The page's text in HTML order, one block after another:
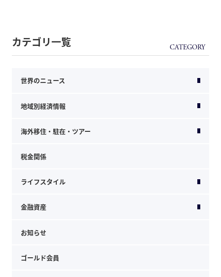
カテゴリ一覧
世界のニュース
地域別経済情報
海外移住・駐在・ツアー
税金関係
ライフスタイル
金融資産
お知らせ
ゴールド会員